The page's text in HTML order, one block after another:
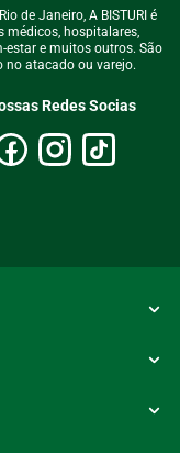
de Janeiro, A BISTURI é
médicos, hospitalares,
estar e muitos outros. São
no atacado ou varejo.
Redes Socias